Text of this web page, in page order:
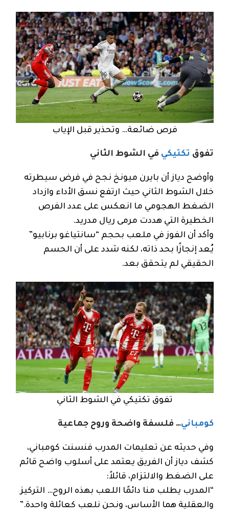
فرص ضائعة… وتحذير قبل الإياب
تفوق تكتيكي في الشوط الثاني
وأوضح دياز أن بايرن ميونخ نجح في فرض سيطرته
خلال الشوط الثاني حيث ارتفع نسق الأداء وازداد
الضغط الهجومي ما انعكس على عدد الفرص
الخطيرة التي هددت مرمى ريال مدريد.
وأكد أن الفوز في ملعب بحجم “سانتياغو برنابيو”
يُعد إنجازًا بحد ذاته، لكنه شدد على أن الحسم
الحقيقي لم يتحقق بعد.
تفوق تكتيكي في الشوط الثاني
كومباني… فلسفة واضحة وروح جماعية
وفي حديثه عن تعليمات المدرب فنسنت كومباني،
كشف دياز أن الفريق يعتمد على أسلوب واضح قائم
على الضغط والالتزام، قائلاً:
“المدرب يطلب منا دائمًا اللعب بهذه الروح… التركيز
والعقلية هما الأساس، ونحن نلعب كعائلة واحدة.”